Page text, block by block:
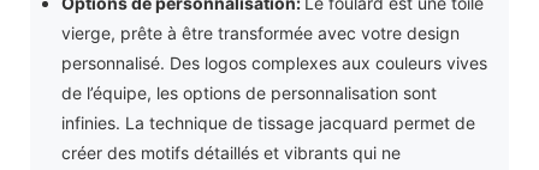
vierge, prête à être transformée avec votre design
personnalisé. Des logos complexes aux couleurs vives
de l’équipe, les options de personnalisation sont
infinies. La technique de tissage jacquard permet de
créer des motifs détaillés et vibrants qui ne